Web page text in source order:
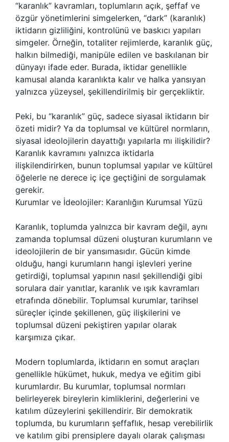
“karanlık” kavramları, toplumların açık, şeffaf ve
özgür yönetimlerini simgelerken, “dark” (karanlık)
iktidarın gizliliğini, kontrolünü ve baskıcı yapıları
simgeler. Örneğin, totaliter rejimlerde, karanlık güç,
halkın bilmediği, manipüle edilen ve baskılanan bir
dünyayı ifade eder. Burada, iktidar genellikle
kamusal alanda karanlıkta kalır ve halka yansıyan
yalnızca yüzeysel, şekillendirilmiş bir gerçekliktir.
Peki, bu “karanlık” güç, sadece siyasal iktidarın bir
özeti midir? Ya da toplumsal ve kültürel normların,
siyasal ideolojilerin dayattığı yapılarla mı ilişkilidir?
Karanlık kavramını yalnızca iktidarla
ilişkilendirirken, bunun toplumsal yapılar ve kültürel
öğelerle ne derece iç içe geçtiğini de sorgulamak
gerekir.
Kurumlar ve İdeolojiler: Karanlığın Kurumsal Yüzü
Karanlık, toplumda yalnızca bir kavram değil, aynı
zamanda toplumsal düzeni oluşturan kurumların ve
ideolojilerin de bir yansımasıdır. Gücün kimde
olduğu, hangi kurumların hangi işlevleri yerine
getirdiği, toplumsal yapının nasıl şekillendiği gibi
sorulara dair yanıtlar, karanlık ve ışık kavramları
etrafında dönebilir. Toplumsal kurumlar, tarihsel
süreçler içinde şekillenen, güç ilişkilerini ve
toplumsal düzeni pekiştiren yapılar olarak
karşımıza çıkar.
Modern toplumlarda, iktidarın en somut araçları
genellikle hükümet, hukuk, medya ve eğitim gibi
kurumlardır. Bu kurumlar, toplumsal normları
belirleyerek bireylerin kimliklerini, değerlerini ve
katılım düzeylerini şekillendirir. Bir demokratik
toplumda, bu kurumların şeffaflık, hesap verebilirlik
ve katılım gibi prensiplere dayalı olarak çalışması